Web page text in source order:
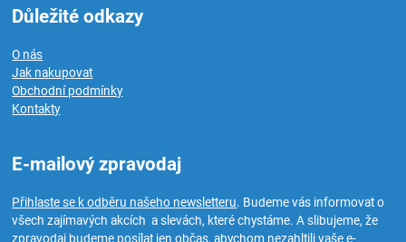
Důležité odkazy
O nás
Jak nakupovat
Obchodní podmínky
Kontakty
E-mailový zpravodaj
Přihlaste se k odběru našeho newsletteru. Budeme vás informovat o
všech zajímavých akcích a slevách, které chystáme. A slibujeme, že
zpravodaj budeme posílat jen občas, abychom nezahltili vaše e-